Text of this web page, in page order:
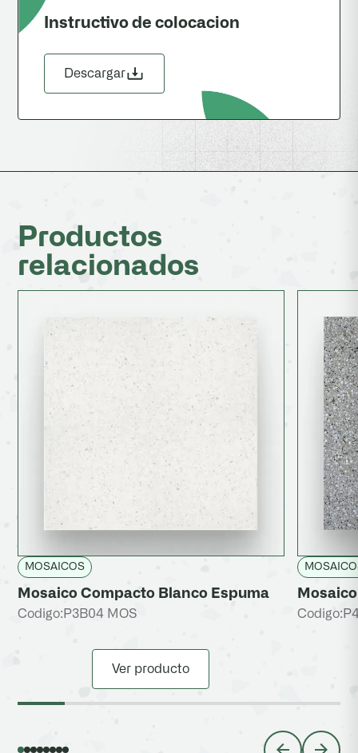
Instructivo de colocacion
Descargar
Productos
relacionados
MOSAICOS
Mosaico Compacto Blanco Espuma
Codigo: P3B04 MOS
Ver producto
Codigo: